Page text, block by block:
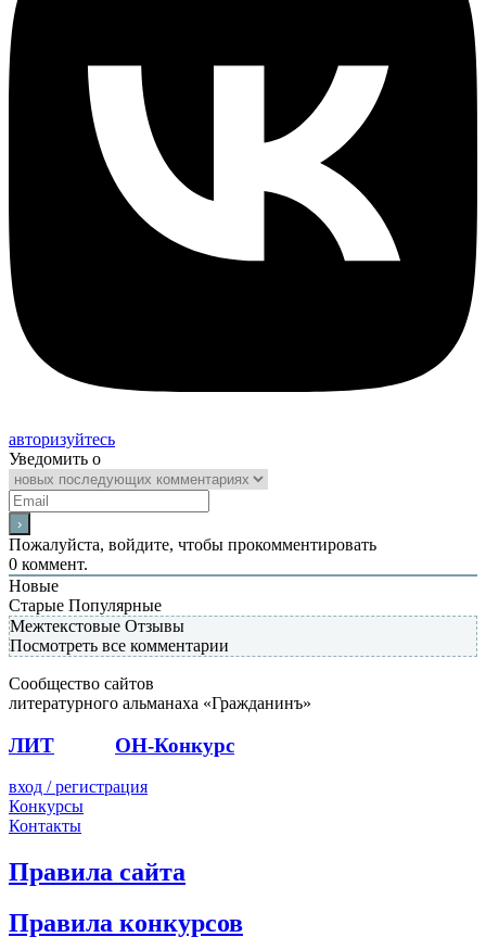
авторизуйтесь
Уведомить о
Пожалуйста, войдите, чтобы прокомментировать
0 коммент.
Новые
Старые Популярные
Межтекстовые Отзывы
Посмотреть все комментарии
Сообщество сайтов
литературного альманаха «Гражданинъ»
ЛИТ ОН-Конкурс
вход / регистрация
Конкурсы
Контакты
Правила сайта
Правила конкурсов